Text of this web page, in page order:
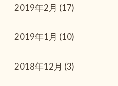
2019年2月 (17)
2019年1月 (10)
2018年12月 (3)